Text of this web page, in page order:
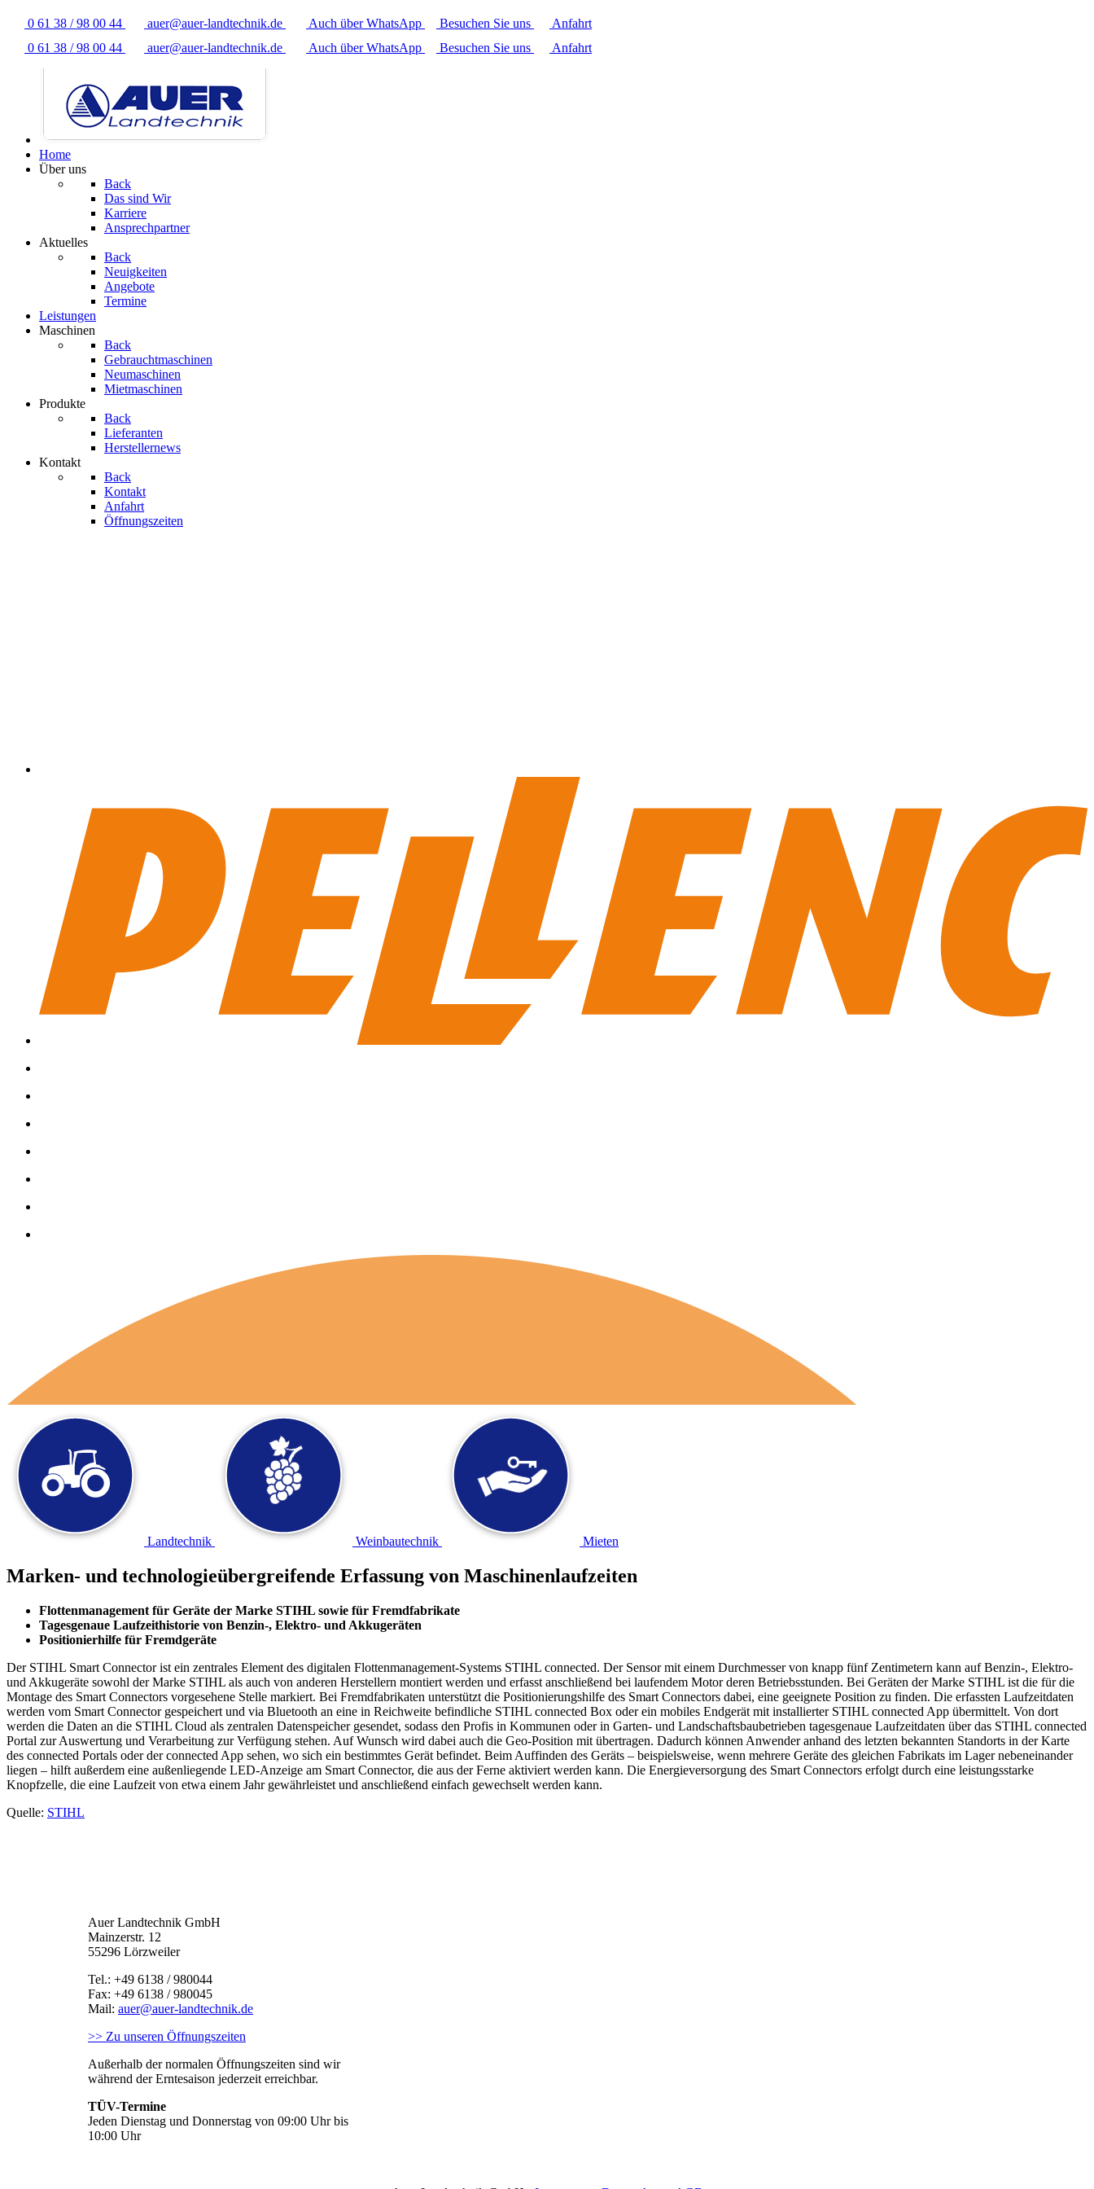
0 61 38 / 98 00 44 auer@auer-landtechnik.de Auch über WhatsApp Besuchen Sie uns
Anfahrt
0 61 38 / 98 00 44
auer@auer-landtechnik.de Auch über WhatsApp Besuchen Sie uns Anfahrt
Home
Über uns
Back
Das sind Wir
Karriere
Ansprechpartner
Aktuelles
Back
Neuigkeiten
Angebote
Termine
Leistungen
Maschinen
Back
Gebrauchtmaschinen
Neumaschinen
Mietmaschinen
Produkte
Back
Lieferanten
Herstellernews
Kontakt
Back
Kontakt
Anfahrt
Öffnungszeiten
Landtechnik Weinbautechnik Mieten
Marken- und technologieübergreifende Erfassung von Maschinenlaufzeiten
Flottenmanagement für Geräte der Marke STIHL sowie für Fremdfabrikate
Tagesgenaue Laufzeithistorie von Benzin-, Elektro- und Akkugeräten
Positionierhilfe für Fremdgeräte
Der STIHL Smart Connector ist ein zentrales Element des digitalen Flottenmanagement-Systems STIHL connected. Der Sensor mit einem Durchmesser von knapp fünf Zentimetern kann auf Benzin-, Elektro-
und Akkugeräte sowohl der Marke STIHL als auch von anderen Herstellern montiert werden und erfasst anschließend bei laufendem Motor deren Betriebsstunden. Bei Geräten der Marke STIHL ist die für die
Montage des Smart Connectors vorgesehene Stelle markiert. Bei Fremdfabrikaten unterstützt die Positionierungshilfe des Smart Connectors dabei, eine geeignete Position zu finden. Die erfassten Laufzeitdaten
werden vom Smart Connector gespeichert und via Bluetooth an eine in Reichweite befindliche STIHL connected Box oder ein mobiles Endgerät mit installierter STIHL connected App übermittelt. Von dort
werden die Daten an die STIHL Cloud als zentralen Datenspeicher gesendet, sodass den Profis in Kommunen oder in Garten- und Landschaftsbaubetrieben tagesgenaue Laufzeitdaten über das STIHL connected
Portal zur Auswertung und Verarbeitung zur Verfügung stehen. Auf Wunsch wird dabei auch die Geo-Position mit übertragen. Dadurch können Anwender anhand des letzten bekannten Standorts in der Karte
des connected Portals oder der connected App sehen, wo sich ein bestimmtes Gerät befindet. Beim Auffinden des Geräts – beispielsweise, wenn mehrere Geräte des gleichen Fabrikats im Lager nebeneinander
liegen – hilft außerdem eine außenliegende LED-Anzeige am Smart Connector, die aus der Ferne aktiviert werden kann. Die Energieversorgung des Smart Connectors erfolgt durch eine leistungsstarke
Knopfzelle, die eine Laufzeit von etwa einem Jahr gewährleistet und anschließend einfach gewechselt werden kann.
Quelle: STIHL
Auer Landtechnik GmbH
Mainzerstr. 12
55296 Lörzweiler
Tel.: +49 6138 / 980044
Fax: +49 6138 / 980045
Mail: auer@auer-landtechnik.de
>> Zu unseren Öffnungszeiten
Außerhalb der normalen Öffnungszeiten sind wir
während der Erntesaison jederzeit erreichbar.
TÜV-Termine
Jeden Dienstag und Donnerstag von 09:00 Uhr bis
10:00 Uhr